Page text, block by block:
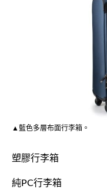
▲藍色多層布面行李箱。
塑膠行李箱
純PC行李箱